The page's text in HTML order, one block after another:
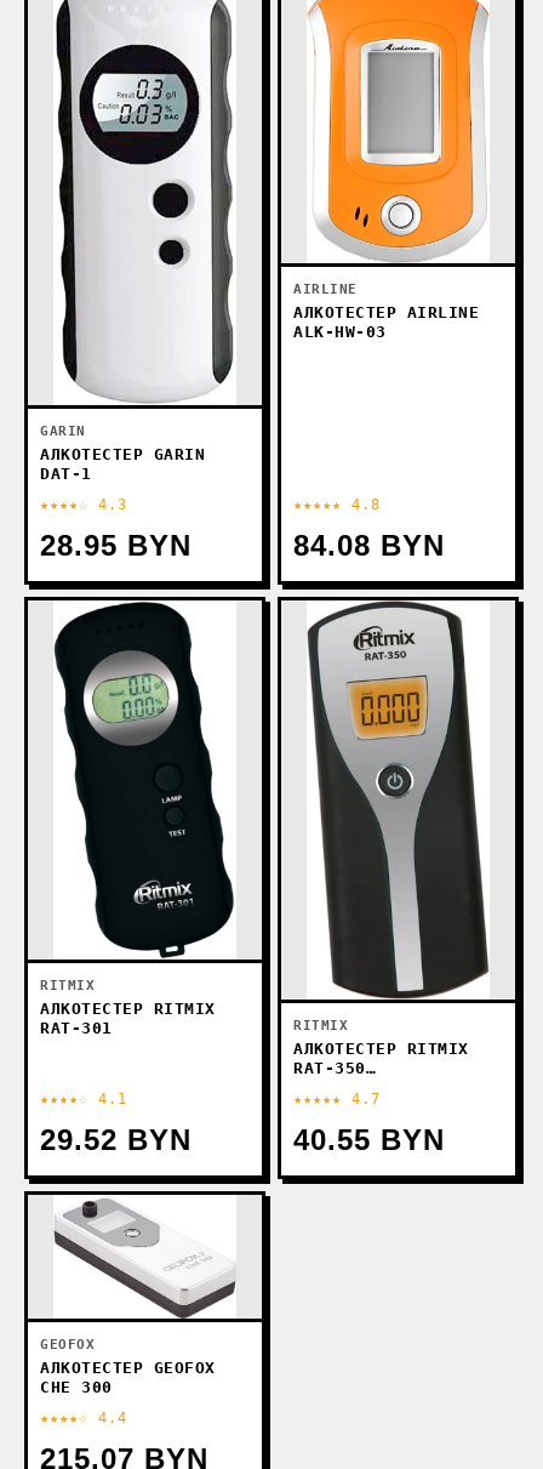
GARIN
АЛКОТЕСТЕР GARIN
DAT-1
★★★★☆ 4.3
28.95 BYN
AIRLINE
АЛКОТЕСТЕР AIRLINE
ALK-HW-03
★★★★★ 4.8
84.08 BYN
RITMIX
АЛКОТЕСТЕР RITMIX
RAT-301
★★★★☆ 4.1
29.52 BYN
RITMIX
АЛКОТЕСТЕР RITMIX
RAT-350
★★★★★ 4.7
40.55 BYN
GEOFOX
АЛКОТЕСТЕР GEOFOX
CHE 300
★★★★☆ 4.4
215.07 BYN